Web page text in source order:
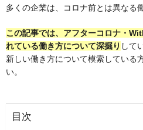
多くの企業は、コロナ前とは異なる
この記事では、アフターコロナ・
れている働き方について深掘り して
新しい働き方について模索している
い。
目次